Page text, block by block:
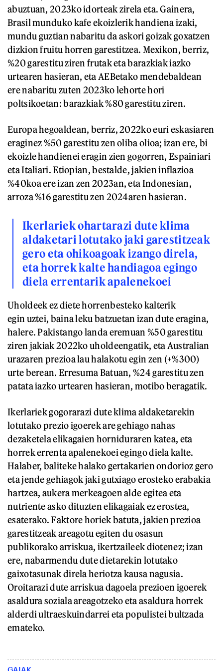
abuztuan, 2023ko idorteak zirela eta. Gainera,
Brasil munduko kafe ekoizlerik handiena izaki,
mundu guztian nabaritu da askori goizak goxatzen
dizkion fruitu horren garestitzea. Mexikon, berriz,
%20 garestitu ziren frutak eta barazkiak iazko
urtearen hasieran, eta AEBetako mendebaldean
ere nabaritu zuten 2023ko lehorte hori
poltsikoetan: barazkiak %80 garestitu ziren.
Europa hegoaldean, berriz, 2022ko euri eskasiaren
eraginez %50 garestitu zen oliba olioa; izan ere, bi
ekoizle handienei eragin zien gogorren, Espainiari
eta Italiari. Etiopian, bestalde, jakien inflazioa
%40koa ere izan zen 2023an, eta Indonesian,
arroza %16 garestitu zen 2024aren hasieran.
Ikerlariek ohartarazi dute klima
aldaketari lotutako jaki garestitzeak
gero eta ohikoagoak izango direla,
eta horrek kalte handiagoa egingo
diela errentarik apalenekoei
Uholdeek ez diete horrenbesteko kalterik
egin uztei, baina leku batzuetan izan dute eragina,
halere. Pakistango landa eremuan %50 garestitu
ziren jakiak 2022ko uholdeengatik, eta Australian
urazaren prezioa lau halakotu egin zen (+%300)
urte berean. Erresuma Batuan, %24 garestitu zen
patata iazko urtearen hasieran, motibo beragatik.
Ikerlariek gogorarazi dute klima aldaketarekin
lotutako prezio igoerek are gehiago nahas
dezaketela elikagaien horniduraren katea, eta
horrek errenta apalenekoei egingo diela kalte.
Halaber, baliteke halako gertakarien ondorioz gero
eta jende gehiagok jaki gutxiago erosteko erabakia
hartzea, aukera merkeagoen alde egitea eta
nutriente asko dituzten elikagaiak ez erostea,
esaterako. Faktore horiek batuta, jakien prezioa
garestitzeak areagotu egiten du osasun
publikorako arriskua, ikertzaileek diotenez; izan
ere, nabarmendu dute dietarekin lotutako
gaixotasunak direla heriotza kausa nagusia.
Oroitarazi dute arriskua dagoela prezioen igoerek
asaldura soziala areagotzeko eta asaldura horrek
alderdi ultraeskuindarrei eta populistei bultzada
emateko.